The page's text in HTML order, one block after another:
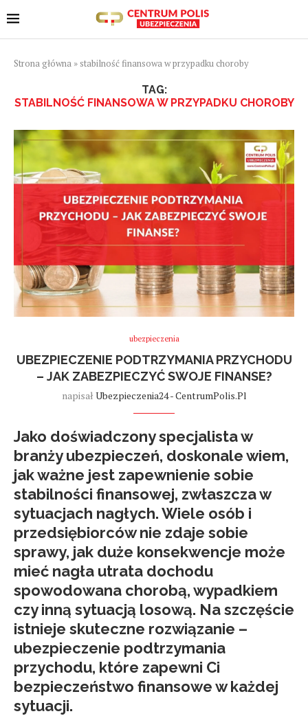
Strona główna » stabilność finansowa w przypadku choroby
TAG:
STABILNOŚĆ FINANSOWA W PRZYPADKU CHOROBY
ubezpieczenia
UBEZPIECZENIE PODTRZYMANIA PRZYCHODU
– JAK ZABEZPIECZYĆ SWOJE FINANSE?
napisał Ubezpieczenia24 - CentrumPolis.pl
Jako doświadczony specjalista w
branży ubezpieczeń, doskonale wiem,
jak ważne jest zapewnienie sobie
stabilności finansowej, zwłaszcza w
sytuacjach nagłych. Wiele osób i
przedsiębiorców nie zdaje sobie
sprawy, jak duże konsekwencje może
mieć nagła utrata dochodu
spowodowana chorobą, wypadkiem
czy inną sytuacją losową. Na szczęście
istnieje skuteczne rozwiązanie –
ubezpieczenie podtrzymania
przychodu, które zapewni Ci
bezpieczeństwo finansowew każdej
sytuacji.